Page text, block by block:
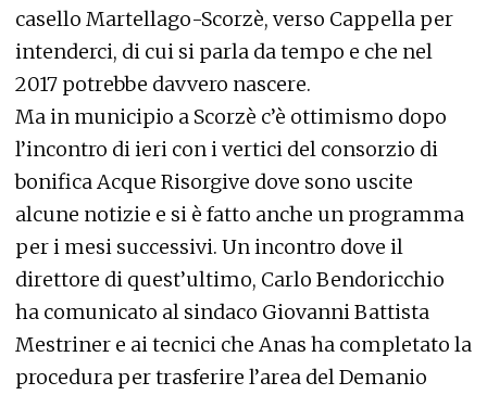
casello Martellago-Scorzè, verso Cappella per
intenderci, di cui si parla da tempo e che nel
2017 potrebbe davvero nascere.
Ma in municipio a Scorzè c’è ottimismo dopo
l’incontro di ieri con i vertici del consorzio di
bonifica Acque Risorgive dove sono uscite
alcune notizie e si è fatto anche un programma
per i mesi successivi. Un incontro dove il
direttore di quest’ultimo, Carlo Bendoricchio
ha comunicato al sindaco Giovanni Battista
Mestriner e ai tecnici che Anas ha completato la
procedura per trasferire l’area del Demanio